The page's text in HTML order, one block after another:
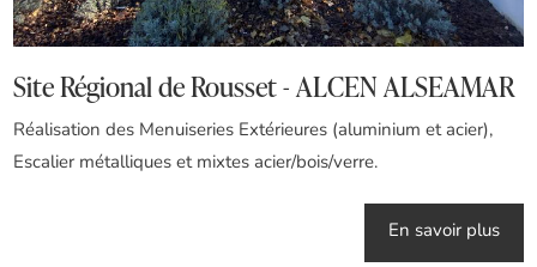
Site Régional de Rousset - ALCEN ALSEAMAR
Réalisation des Menuiseries Extérieures (aluminium et acier),
Escalier métalliques et mixtes acier/bois/verre.
En savoir plus